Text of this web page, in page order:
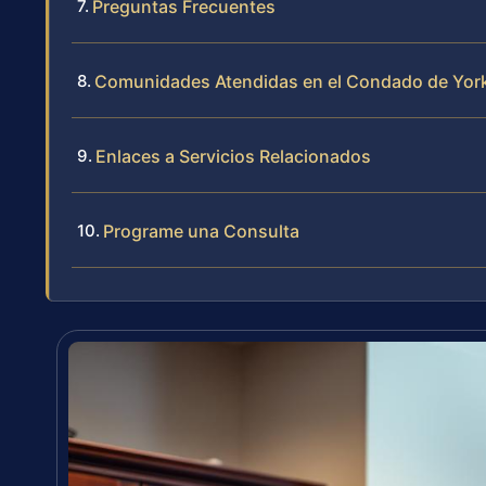
Preguntas Frecuentes
Comunidades Atendidas en el Condado de
Enlaces a Servicios Relacionados
Programe una Consulta